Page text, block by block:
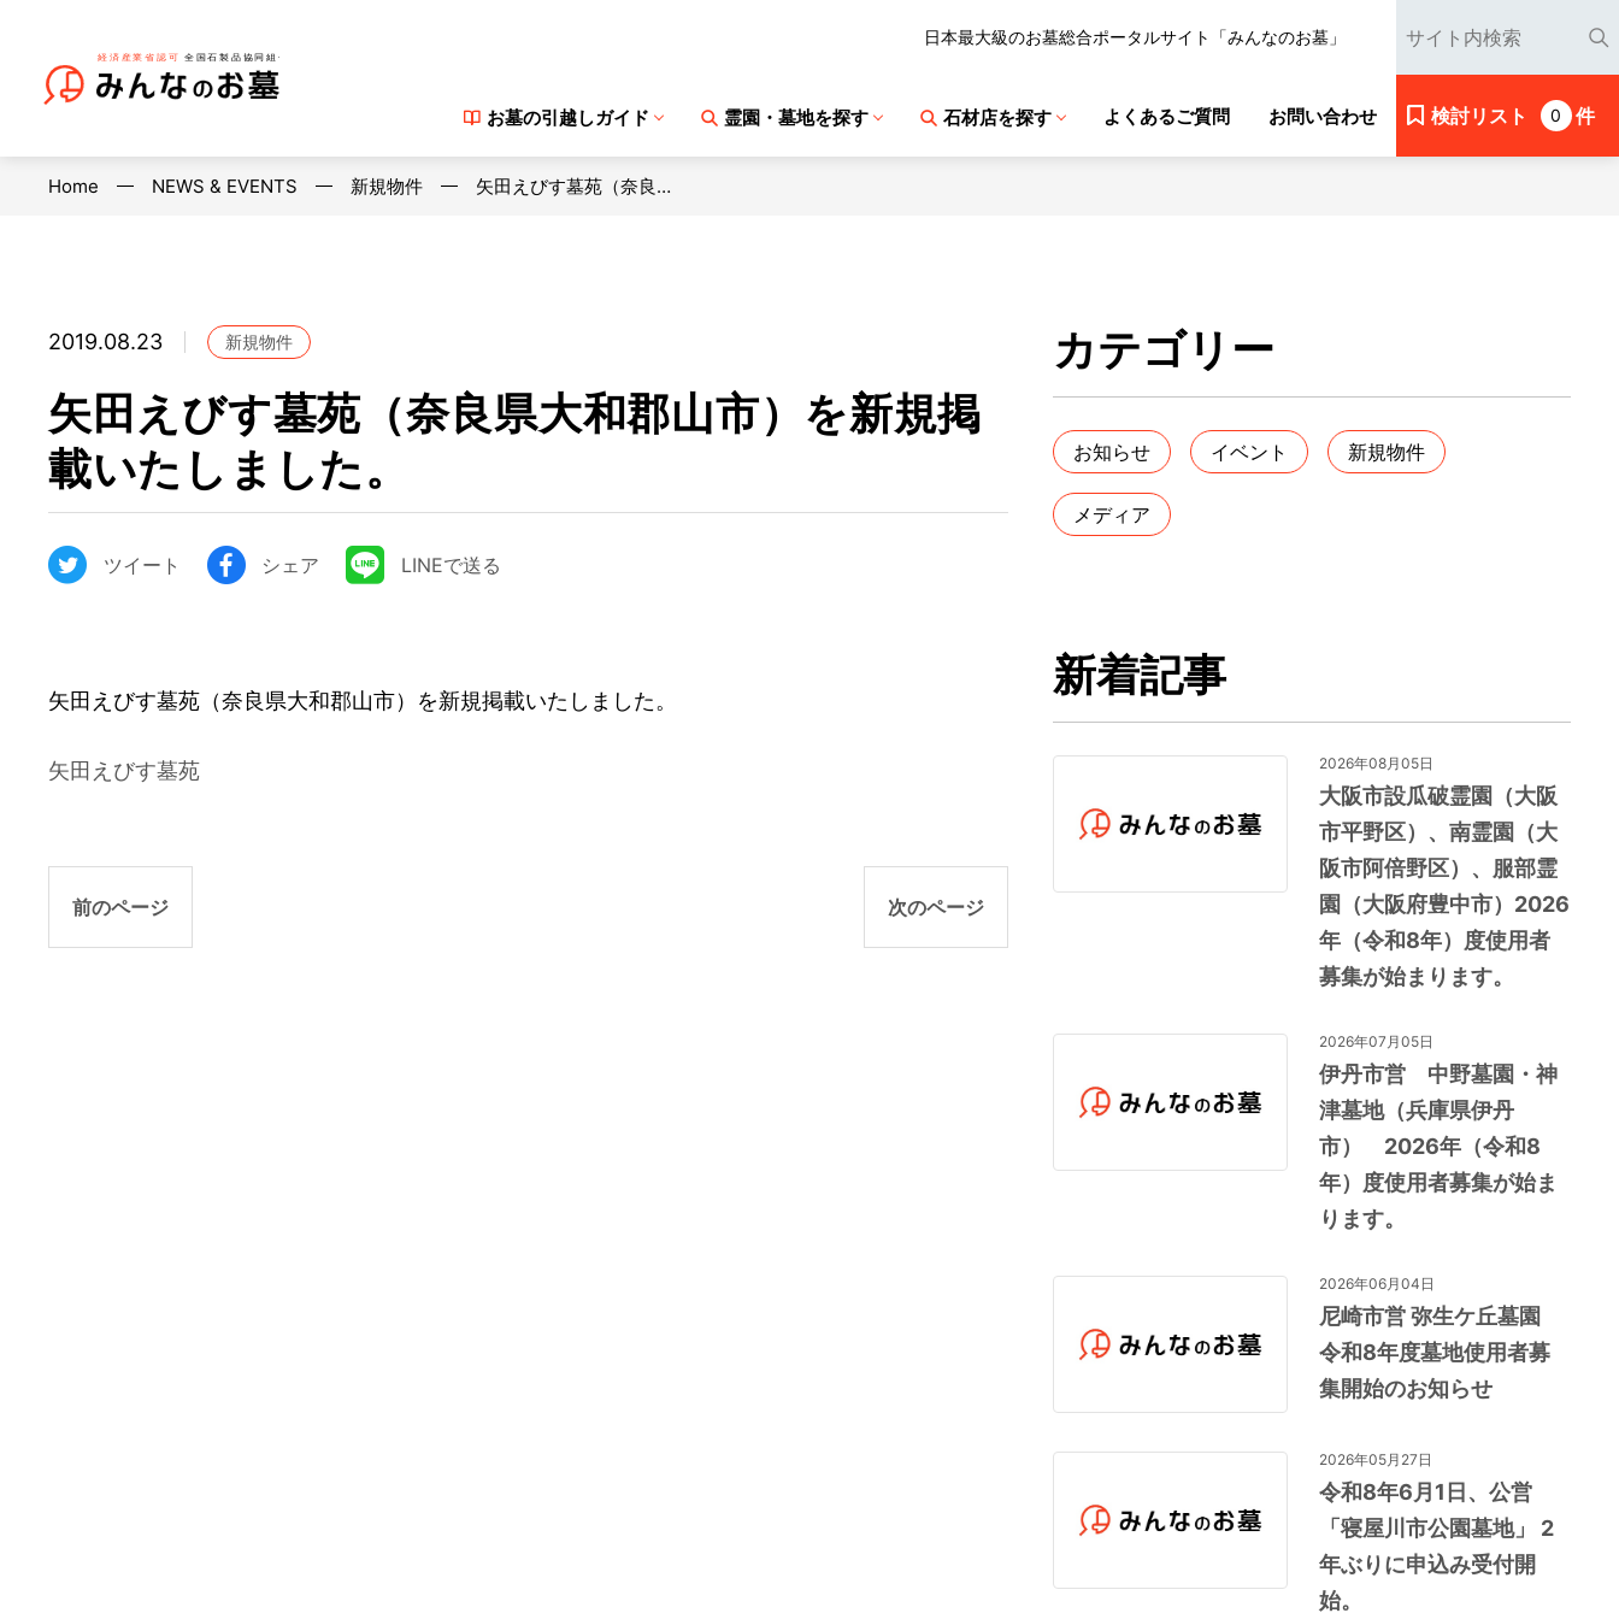
日本最大級のお墓総合ポータルサイト「みんなのお墓」
お墓の引越しガイド 霊園・墓地を探す 石材店を探す よくあるご質問 お問い合わせ 検討リスト 0 件
Home NEWS & EVENTS 新規物件 矢田えびす墓苑（奈良…
2019.08.23 新規物件
矢田えびす墓苑（奈良県大和郡山市）を新規掲
載いたしました。
ツイート シェア LINEで送る
矢田えびす墓苑（奈良県大和郡山市）を新規掲載いたしました。
矢田えびす墓苑
前のページ 次のページ
カテゴリー
お知らせ イベント 新規物件
メディア
新着記事
2026年08月05日
大阪市設瓜破霊園（大阪
市平野区）、南霊園（大
阪市阿倍野区）、服部霊
園（大阪府豊中市）2026
年（令和8年）度使用者
募集が始まります。
2026年07月05日
伊丹市営 中野墓園・神
津墓地（兵庫県伊丹
市） 2026年（令和8
年）度使用者募集が始ま
ります。
2026年06月04日
尼崎市営 弥生ケ丘墓園
令和8年度墓地使用者募
集開始のお知らせ
2026年05月27日
令和8年6月1日、公営
「寝屋川市公園墓地」 2
年ぶりに申込み受付開
始。